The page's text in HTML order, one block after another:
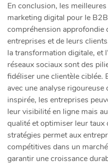
En conclusion, les
marketing digital pour le
compréhension approfondie
entreprises et de leurs
la transformation digitale, et
réseaux sociaux sont des
fidéliser une clientèle ciblée.
avec une analyse
inspirée, les entreprises
leur visibilité en ligne mais
qualité et optimiser leur
stratégies permet aux
compétitives dans un
garantir une croissance